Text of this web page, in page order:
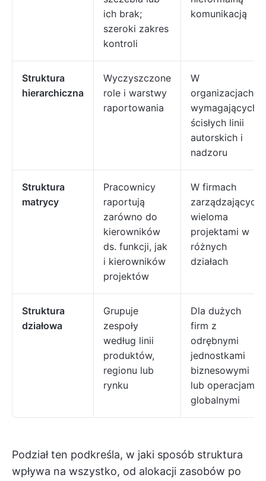
ich brak;
szeroki zakres
kontroli
komunikacją
Struktura
hierarchiczna
Wyczyszczone
role i warstwy
raportowania
W
organizacjach
wymagających
ścisłych linii
autorskich i
nadzoru
Struktura
matrycy
Pracownicy
raportują
zarówno do
kierowników
ds. funkcji, jak
i kierowników
projektów
W firmach
zarządzających
wieloma
projektami w
różnych
działach
Struktura
działowa
Grupuje
zespoły
według linii
produktów,
regionu lub
rynku
Dla dużych
firm z
odrębnymi
jednostkami
biznesowymi
lub operacjami
globalnymi
Podział ten podkreśla, w jaki sposób struktura
wpływa na wszystko, od alokacji zasobów po